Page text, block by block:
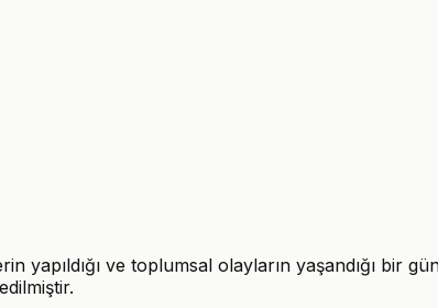
yapıldığı ve toplumsal olayların yaşandığı bir